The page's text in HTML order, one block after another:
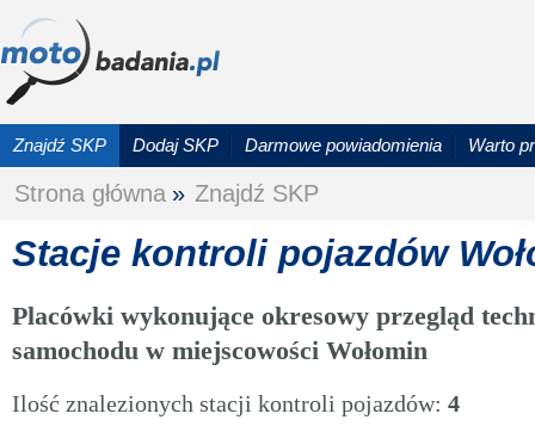
Znajdź SKP Dodaj SKP Darmowe powiadomienia Warto
Strona główna » Znajdź SKP
Stacje kontroli pojazdów
Placówki wykonujące okresowy przegląd
samochodu w miejscowości Wołomin
Ilość znalezionych stacji kontroli pojazdów: 4